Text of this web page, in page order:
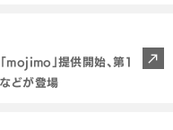
」提供開始、第1
どが登場